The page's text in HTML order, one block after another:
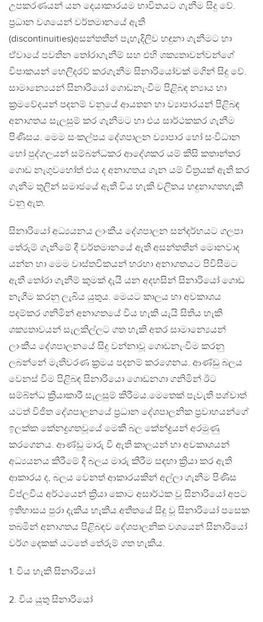
උපකරණයන් යන දෙයාකාරයම භාවිතයට ගැනීම සිදු වේ.
ප්‍රධාන වශයෙන් වර්තමානයේ ඇති
(discontinuities)අසන්තතීන් පැහැදිලිව හඳුනා ගැනීමට හා
ඒවායේ පවතින තෝරාගැනීම් සහ එහි ශක්‍යතාවන්වන්ගේ
විපාකයන් හෙලිදරව් කරගැනීම සිනාරියෝවක් මගින් සිදු වේ.
සාමාන්‍යෙයන් සිනාරියෝ ගොඩනැංවීම පිළිබඳ න්‍යාය හා
ක්‍රමවේදයන් පදනම් වනුයේ ආයතන හා ව්‍යාපාරයන් පිළිබඳ
අනාගතය සැලසුම් කර ගැනීමට හා එය සාර්ථකකර ගැනීම
පිණිසය. මෙම සංකල්පය දේශපාලන ව්‍යාපාර හෝ සංවිධාන
හෝ පුද්ගලයන් සම්බන්ධකර ආදේශකර යම් කිසි කතාන්තර
ගොඩ නැගුවහෝත් එය ද අනාගතය ගැන යම් චිත්‍රයක් ඇති කර
ගැනීම තුලින් සමාජයේ ඇති විය හැකි චලිතය හඳුනාගතහැකි
වනු ඇත.
සිනාරියෝ අධ්‍යයනය ලාංකීය දේශපාලන සන්දර්භයට ගලපා
තේරුම් ගැනීමේ දී වර්තමානයේ ඇති අසන්තතීන් මොනවාද
යන්න හා මෙම වාස්තවිකයන් හරහා අනාගතයට පිවිසීමට
ඇති තෝරා ගැනීම් කුමක් දැයි යන අදහසින් සිනාරියෝ ගොඩ
නැගීම කරනු ලැබිය යුතුය. මෙයට කාලය හා අවකාශය
පදම්කර ගනිමින් අනාගතයේ විය හැකි යැයි සිතිය හැකි
ශක්‍යතාවයන් සැලකිල්ලට ගත හැකි අතර සාමාන්‍යෙයන්
ලාංකීය දේශපාලනයේ සිදු වන්නාවූ ගොඩනැංවිම කරනු
ලබන්නේ මැතිවරණ ක්‍රමය පදනම් කරගෙනය. ආණ්ඩු බලය
වෙනස් විම පිළිබඳ සිනාරියො ගොඩනගා ගනිමින් ඊට
සම්බ්න්ධ ක්‍රියාකාරී සැලසුම් කිරීමය.මෙතෙක් පැවැති පශ්චාත්
යටත් විජිත දේශපාලනයේ ප්‍රධාන දේශපාලනික ප්‍රවාහයන්ගේ
ඉලක්ක කේනද්‍රගතවූයේ මෙකී බල කේන්ද්‍රයන් අරමුණු
කරගෙනය. ආණ්ඩු මාරු වී ඇති කාලයන් හා අවකෘශයන්
අධ්‍යයනය කිරීමේ දී බලය මාරු කිරීම සඳහා ක්‍රියා කර ඇති
ආකාරය ද, බලය වෙනත් ආකාරයකින් අල්ලා ගැනීම පිණිස
විප්ලවීය අර්ථයෙන් ක්‍රියා කොට අසාර්ථක වූ සිනාරියෝ අපට
ඉතිහාසය පුරා දැකිය හැකිය.අතීතයේ සිදු වූ සිනාරියෝ පසෙක
තබමින් අනාගතය පිළිබඳව දේශපාලනික වශයෙන් සිනාරියෝ
වර්ග දෙකක් යටතේ තේරුම් ගත හැකිය.
1. විය හැකි සිනාරියෝ
2. විය යුතු සිනාරියෝ